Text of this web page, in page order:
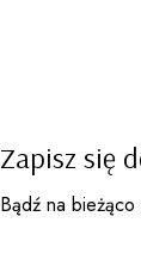
Zapisz się
Bądź na